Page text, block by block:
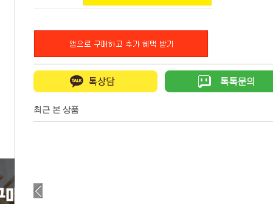
최근 본 상품